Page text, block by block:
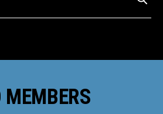
MEMBERS